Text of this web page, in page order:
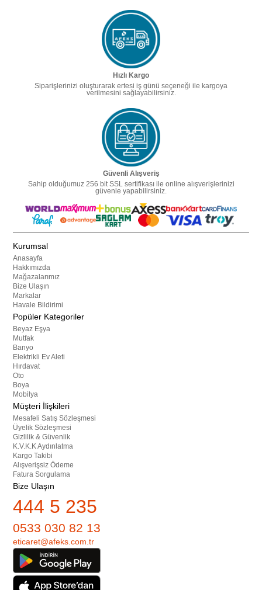
Hızlı Kargo
Siparişlerinizi oluşturarak ertesi iş günü seçeneği ile kargoya
verilmesini sağlayabilirsiniz.
Güvenli Alışveriş
Sahip olduğumuz 256 bit SSL sertifikası ile online alışverişlerinizi
güvenle yapabilirsiniz.
Kurumsal
Anasayfa
Hakkımızda
Mağazalarımız
Bize Ulaşın
Markalar
Havale Bildirimi
Popüler Kategoriler
Beyaz Eşya
Mutfak
Banyo
Elektrikli Ev Aleti
Hırdavat
Oto
Boya
Mobilya
Müşteri İlişkileri
Mesafeli Satış Sözleşmesi
Üyelik Sözleşmesi
Gizlilik & Güvenlik
K.V.K.K Aydınlatma
Kargo Takibi
Alışverişsiz Ödeme
Fatura Sorgulama
Bize Ulaşın
444 5 235
0533 030 82 13
eticaret@afeks.com.tr